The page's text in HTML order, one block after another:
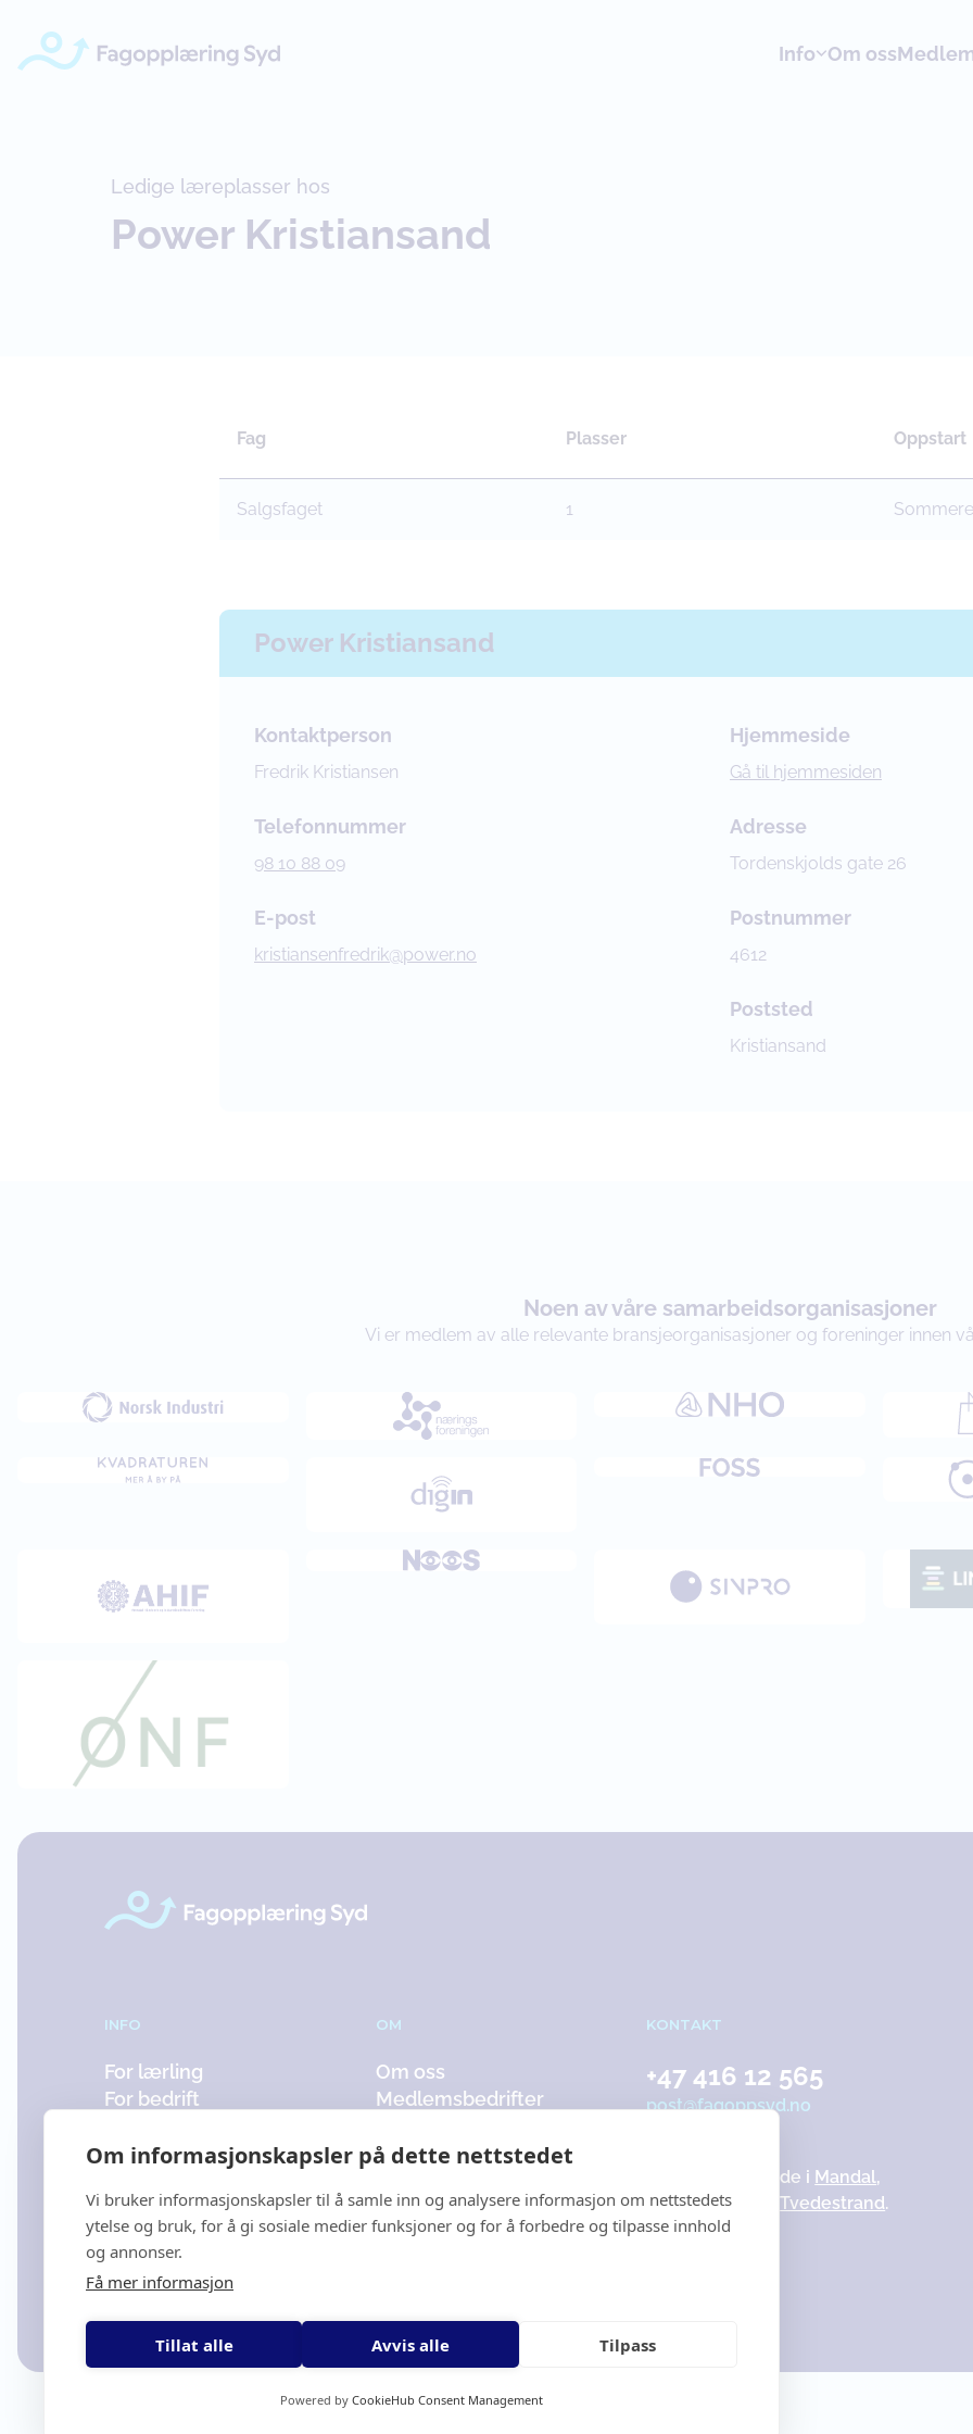
Info Om oss
Ledige læreplasser hos
Power Kristiansand
Fag Plasser Oppstart
Salgsfaget 1
Power Kristiansand
Kontaktperson
Fredrik Kristiansen
Telefonnummer
98 10 88 09
E-post
kristiansenfredrik@power.no
Hjemmeside
Gå til hjemmesiden
Adresse
Tordenskjolds gate 26
Postnummer
4612
Poststed
Kristiansand
Noen av våre samarbeidsorganisasjoner
Vi er medlem av alle relevante bransjeorganisasjoner og foreninger innen
INFO
For lærling
For bedrift
OM
Om oss
Medlemsbedrifter
KONTAKT
+47 416 12 565
post@fagoppsyd.no
Du finner oss både i Mandal,
Kristiansand
ogTvedestrand.
WHY Connect
Om informasjonskapsler på dette nettstedet
Vi bruker informasjonskapsler til å samle inn og analysere informasjon om nettstedets
ytelse og bruk, for å gi sosiale medier funksjoner og for å forbedre og tilpasse innhold
og annonser.
Få mer informasjon
Tillat alle Avvis alle Tilpass
Powered by CookieHub Consent Management